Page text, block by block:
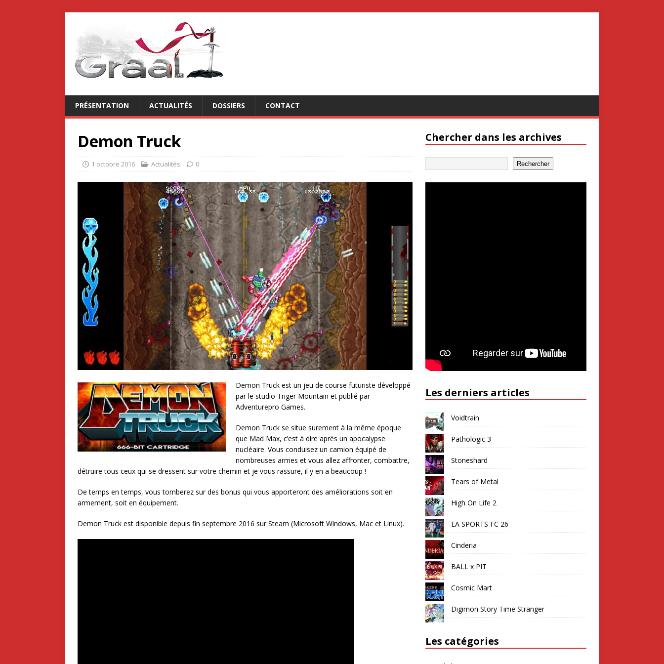
PRÉSENTATION ACTUALITÉS DOSSIERS CONTACT
Demon Truck
1 octobre 2016 Actualités 0
Demon Truck est un jeu de course futuriste développé
par le studio Triger Mountain et publié par
Adventurepro Games.
Demon Truck se situe surement à la même époque
que Mad Max, c’est à dire après un apocalypse
nucléaire. Vous conduisez un camion équipé de
nombreuses armes et vous allez affronter, combattre,
détruire tous ceux qui se dressent sur votre chemin et je vous rassure, il y en a beaucoup !
De temps en temps, vous tomberez sur des bonus qui vous apporteront des améliorations soit en
armement, soit en équipement.
Demon Truck est disponible depuis fin septembre 2016 sur Steam (Microsoft Windows, Mac et Linux).
Chercher dans les archives
Rechercher
Les derniers articles
Voidtrain
Pathologic 3
Stoneshard
Tears of Metal
High On Life 2
EA SPORTS FC 26
Cinderia
BALL x PIT
Cosmic Mart
Digimon Story Time Stranger
Les catégories